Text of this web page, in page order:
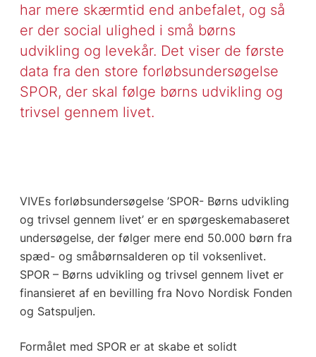
har mere skærmtid end anbefalet, og så
er der social ulighed i små børns
udvikling og levekår. Det viser de første
data fra den store forløbsundersøgelse
SPOR, der skal følge børns udvikling og
trivsel gennem livet.
VIVEs forløbsundersøgelse ’SPOR- Børns udvikling
og trivsel gennem livet’ er en spørgeskemabaseret
undersøgelse, der følger mere end 50.000 børn fra
spæd- og småbørnsalderen op til voksenlivet.
SPOR – Børns udvikling og trivsel gennem livet er
finansieret af en bevilling fra Novo Nordisk Fonden
og Satspuljen.
Formålet med SPOR er at skabe et solidt